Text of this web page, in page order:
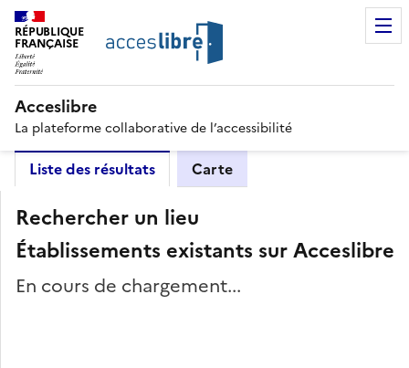
RÉPUBLIQUE
FRANÇAISE
Acceslibre
La plateforme collaborative de l’accessibilité
Liste des résultats Carte
Rechercher un lieu
Établissements existants sur Acceslibre
En cours de chargement...